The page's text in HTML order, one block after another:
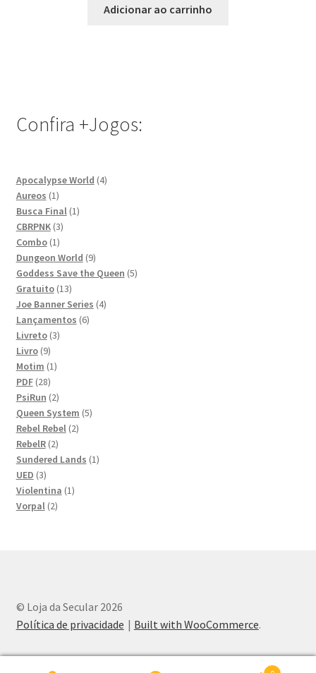
Adicionar ao carrinho
Confira +Jogos:
Apocalypse World 44
Aureos 11
produto
Busca Final 11
CBRPNK 33
Combo 11
produto
Dungeon World 99
produtos
Goddess Save the Queen 55
Gratuito 1313
produtos
Joe Banner Series 44
Lançamentos 66
Livreto 33
Livro 99
produtos
Motim 11
PDF 2828
produtos
PsiRun 22
produtos
Queen System 55
Rebel Rebel 22
RebelR 22
produtos
Sundered Lands 11
UED 33
produtos
Violentina 11
Vorpal 22
© Loja da Secular 2026
Política de privacidade
Built with WooCommerce.